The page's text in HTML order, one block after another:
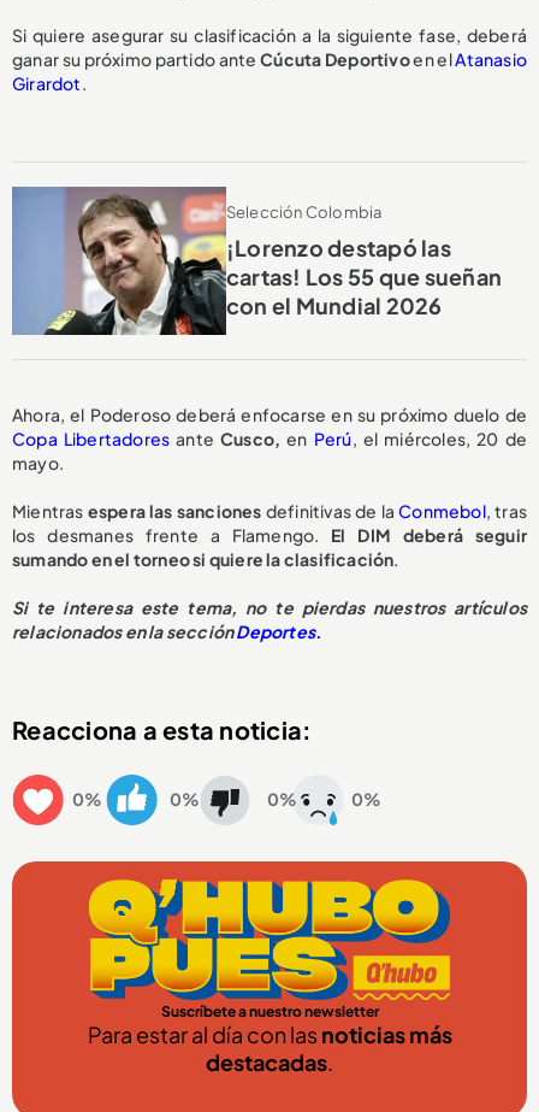
Si quiere asegurar su clasificación a la siguiente fase, deberá
ganar su próximo partido ante Cúcuta Deportivoen elAtanasio
Girardot.
Selección Colombia
¡Lorenzo destapó las
cartas! Los 55 que sueñan
con el Mundial 2026
Ahora, el Poderoso deberá enfocarse en su próximo duelo de
Copa Libertadores ante Cusco,en Perú, el miércoles, 20 de
mayo.
Mientras espera las sanciones definitivas de laConmebol, tras
los desmanes frente a Flamengo. El DIM deberá seguir
sumando en el torneo si quiere la clasificación.
Si te interesa este tema, no te pierdas nuestros artículos
relacionados en la secciónDeportes.
Reacciona a esta noticia:
0% 0% 0% 0%
Suscríbete a nuestro newsletter
Para estar al día con lasnoticias más
destacadas.